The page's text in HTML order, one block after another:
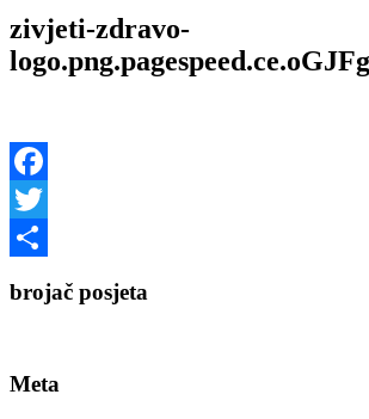
zivjeti-zdravo-
Facebook
Twitter
brojač posjeta
Meta